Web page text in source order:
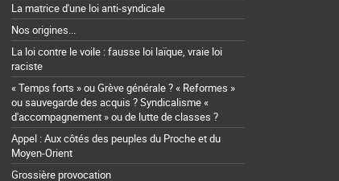
La matrice d'une loi anti-syndicale
Nos origines...
La loi contre le voile : fausse loi laïque, vraie loi
raciste
« Temps forts » ou Grève générale ? « Reformes »
ou sauvegarde des acquis ? Syndicalisme «
d'accompagnement » ou de lutte de classes ?
Appel : Aux côtés des peuples du Proche et du
Moyen-Orient
Grossière provocation